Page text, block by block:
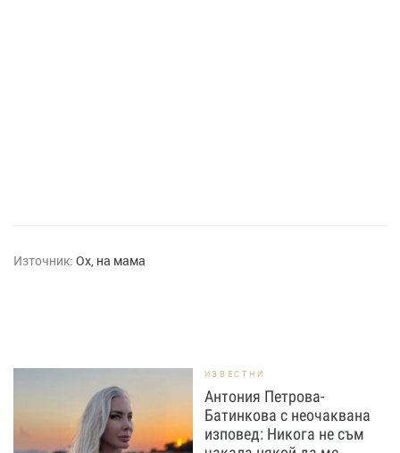
Източник: Ох, на мама
ИЗВЕСТНИ
Антония Петрова-
Батинкова с неочаквана
изповед: Никога не съм